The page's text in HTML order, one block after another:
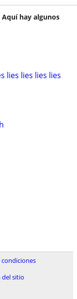
hay algunos
lies lies lies lies
condiciones
del sitio